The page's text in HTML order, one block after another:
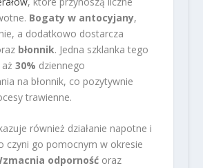
Bogaty w antocyjany,
a dodatkowo dostarcza
błonnik. Jedna szklanka tego
30% dziennego
na błonnik, co pozytywnie
trawienne.
również działanie napotne i
czyni go pomocnym w okresie
odpornośćoraz